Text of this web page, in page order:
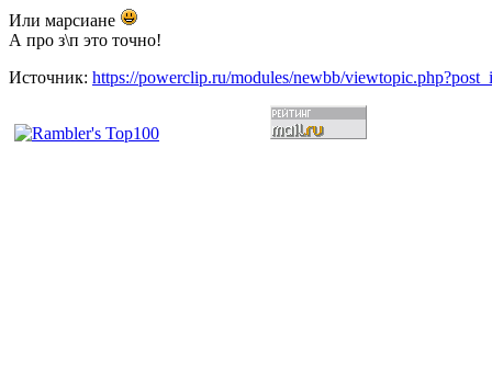
Или марсиане
А про з\п это точно!
Источник: https://powerclip.ru/modules/newbb/